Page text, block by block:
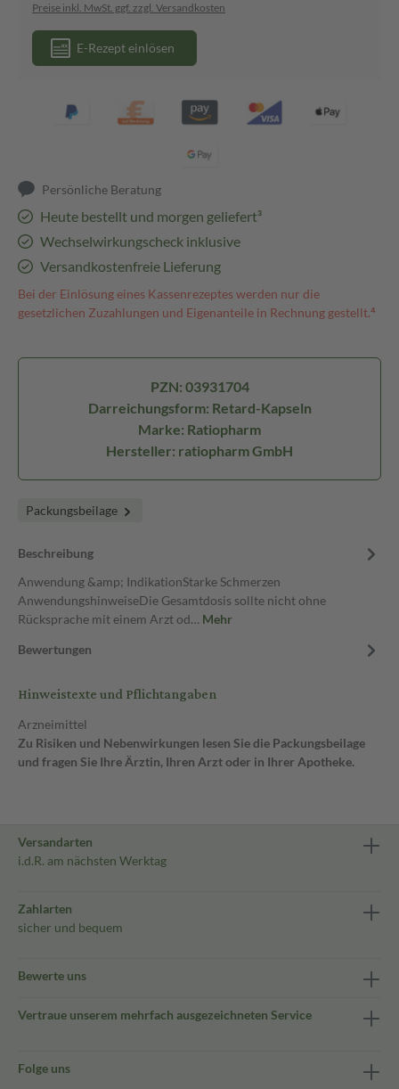
Preise inkl. MwSt. ggf. zzgl. Versandkosten
E-Rezept einlösen
Persönliche Beratung
Heute bestellt und morgen geliefert³
Wechselwirkungscheck inklusive
Versandkostenfreie Lieferung
Bei der Einlösung eines Kassenrezeptes werden nur die
gesetzlichen Zuzahlungen und Eigenanteile in Rechnung gestellt.⁴
PZN: 03931704
Darreichungsform: Retard-Kapseln
Marke: Ratiopharm
Hersteller: ratiopharm GmbH
Packungsbeilage
Beschreibung
Anwendung &amp; IndikationStarke Schmerzen
AnwendungshinweiseDie Gesamtdosis sollte nicht ohne
Rücksprache mit einem Arzt od… Mehr
Bewertungen
Hinweistexte und Pflichtangaben
Arzneimittel
Zu Risiken und Nebenwirkungen lesen Sie die Packungsbeilage
und fragen Sie Ihre Ärztin, Ihren Arzt oder in Ihrer Apotheke.
Versandarten
i.d.R. am nächsten Werktag
Zahlarten
sicher und bequem
Bewerte uns
Vertraue unserem mehrfach ausgezeichneten Service
Folge uns